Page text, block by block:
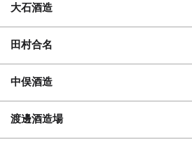
大石酒造
田村合名
中俣酒造
渡邊酒造場